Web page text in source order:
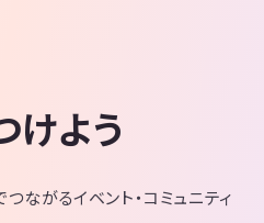
けよう
ながるイベント・コミュニティ